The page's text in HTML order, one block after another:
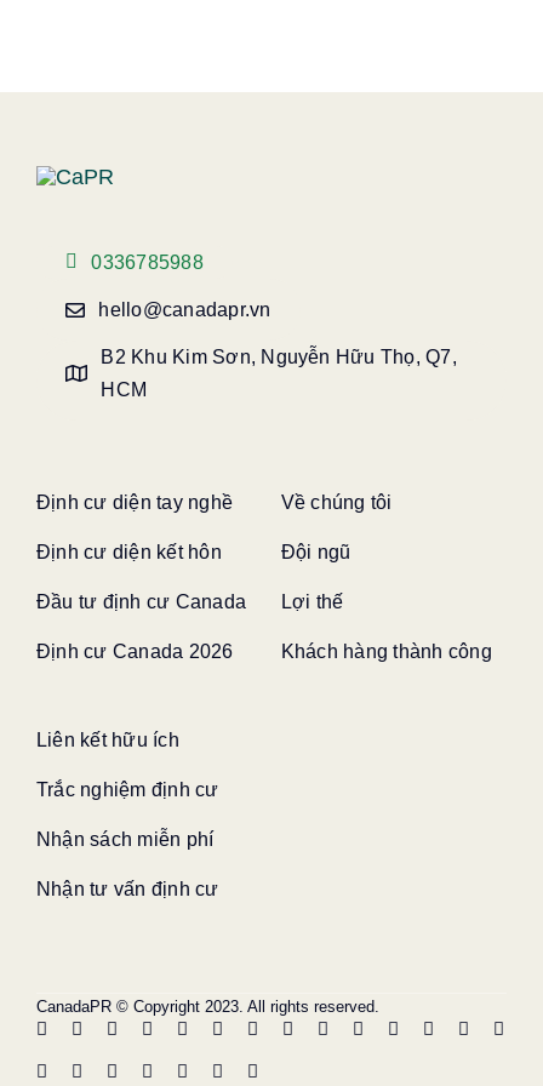
0336785988
hello@canadapr.vn
B2 Khu Kim Sơn, Nguyễn Hữu Thọ, Q7,
HCM
Định cư diện tay nghề
Định cư diện kết hôn
Đầu tư định cư Canada
Định cư Canada 2026
Về chúng tôi
Đội ngũ
Lợi thế
Khách hàng thành công
Liên kết hữu ích
Trắc nghiệm định cư
Nhận sách miễn phí
Nhận tư vấn định cư
CanadaPR © Copyright 2023. All rights reserved.